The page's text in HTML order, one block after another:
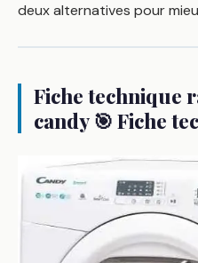
deux alternatives pour
Fiche technique
candy 🎯 Fiche